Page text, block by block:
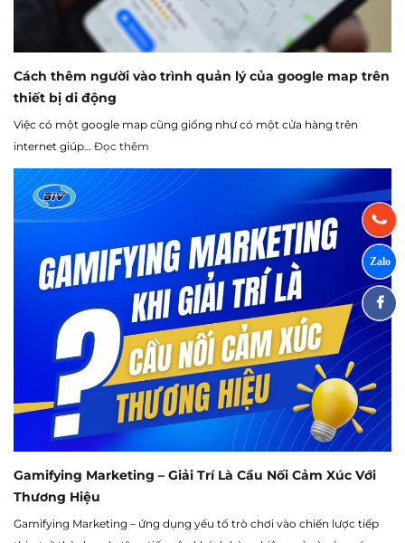
Cách thêm người vào trình quản lý của google map trên
thiết bị di động
Việc có một google map cũng giống như có một cửa hàng trên
internet giúp… Đọc thêm
Gamifying Marketing – Giải Trí Là Cầu Nối Cảm Xúc Với
Thương Hiệu
Gamifying Marketing – ứng dụng yếu tố trò chơi vào chiến lược tiếp